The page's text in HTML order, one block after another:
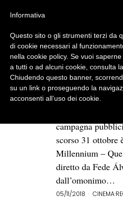
BROWSE
lisbeth
«Millennium
uccide»:
thriller
campagna
scorso 31
Millennium –
diretto da Fede
dall’omonimo…
05/11/2018 CINEMA·
Informativa
Questo sito o gli strumenti terzi da
di cookie necessari al
nella cookie policy. Se vuoi
a tutti o ad alcuni cookie, consulta la
Chiudendo questo banner,
su un link o proseguendo la
acconsenti all’uso dei cookie.